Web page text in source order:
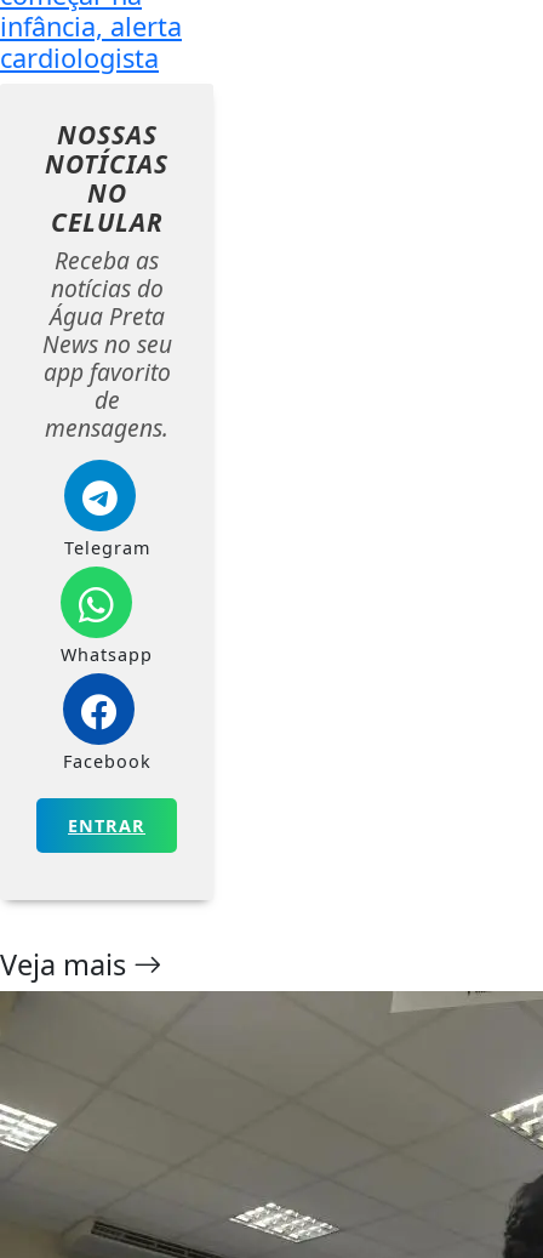
infância, alerta
cardiologista
NOSSAS
NOTÍCIAS
NO
CELULAR
Receba as
notícias do
Água Preta
News no seu
app favorito
de
mensagens.
Telegram
Whatsapp
Facebook
ENTRAR
Veja mais